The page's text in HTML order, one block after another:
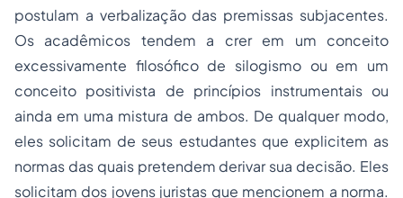
postulam a verbalização das premissas subjacentes.
Os acadêmicos tendem a crer em um conceito
excessivamente filosófico de silogismo ou em um
conceito positivista de princípios instrumentais ou
ainda em uma mistura de ambos. De qualquer modo,
eles solicitam de seus estudantes que explicitem as
normas das quais pretendem derivar sua decisão. Eles
solicitam dos jovens juristas que mencionem a norma.